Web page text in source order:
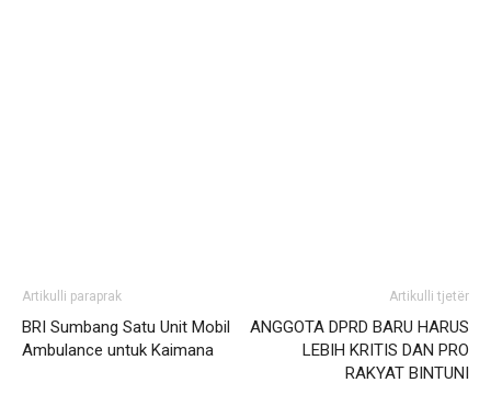
Artikulli paraprak
BRI Sumbang Satu Unit Mobil
Ambulance untuk Kaimana
Artikulli tjetër
ANGGOTA DPRD BARU HARUS
LEBIH KRITIS DAN PRO
RAKYAT BINTUNI